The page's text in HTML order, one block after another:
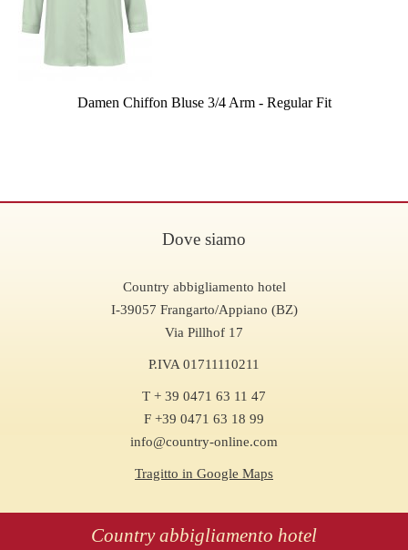
Damen Chiffon Bluse 3/4 Arm - Regular Fit
Dove siamo
Country abbigliamento hotel
I-39057 Frangarto/Appiano (BZ)
Via Pillhof 17
P.IVA 01711110211
T + 39 0471 63 11 47
F +39 0471 63 18 99
info@country-online.com
Tragitto in Google Maps
Country abbigliamento hotel